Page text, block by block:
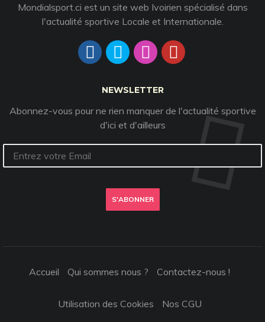
Mondialsport.ci est un site web Ivoirien spécialisé dans
l'actualité sportive Locale et Internationale.
NEWSLETTER
Abonnez-vous pour ne rien manquer de l'actualité sportive
d'ici et d'ailleurs
S'ABONNER
Accueil Qui sommes nous ? Contactez-nous !
Utilisation des Cookies Nos CGU